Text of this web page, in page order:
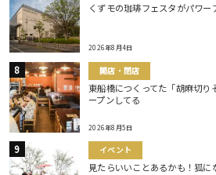
くずモの珈琲フェスタがパワー
2026年8月4日
開店・閉店
東船橋につくってた「胡麻切
ープンしてる
2026年8月5日
イベント
見たらいいことあるかも！狐に